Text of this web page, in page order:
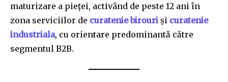
maturizare a pieței, activând de peste 12 ani în
zona serviciilor de curatenie birouri și curatenie
industriala, cu orientare predominantă către
segmentul B2B.